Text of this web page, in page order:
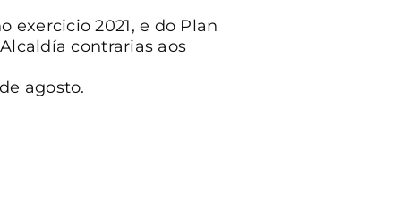
exercicio 2021, e do Plan
contrarias aos
agosto.